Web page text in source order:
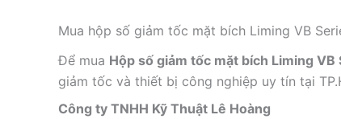
Mua hộp số giảm tốc mặt bích Liming VB
Để mua Hộp số giảm tốc mặt bích Liming VB
giảm tốc và thiết bị công nghiệp uy tín tại
Công ty TNHH Kỹ Thuật Lê Hoàng